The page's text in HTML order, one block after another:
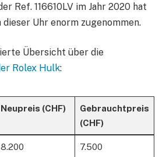
Ref. 116610LV im Jahr 2020 hat
Uhr enorm zugenommen.
Übersicht über die
Rolex Hulk:
Neupreis (CHF)
Gebrauchtpreis
(CHF)
8.200 7.500